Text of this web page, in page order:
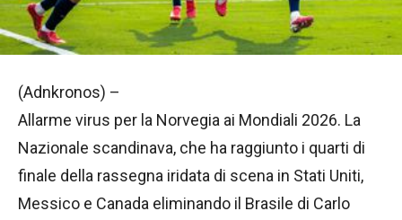
(Adnkronos) –
Allarme virus per la Norvegia ai Mondiali 2026. La
Nazionale scandinava, che ha raggiunto i quarti di
finale della rassegna iridata di scena in Stati Uniti,
Messico e Canada eliminando il Brasile di Carlo